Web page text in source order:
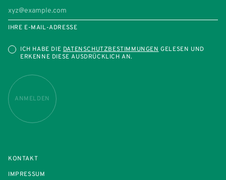
IHRE E-MAIL-ADRESSE
ICH HABE DIE DATENSCHUTZBESTIMMUNGEN GELESEN UND
ERKENNE DIESE AUSDRÜCKLICH AN.
ANMELDEN
KONTAKT
IMPRESSUM